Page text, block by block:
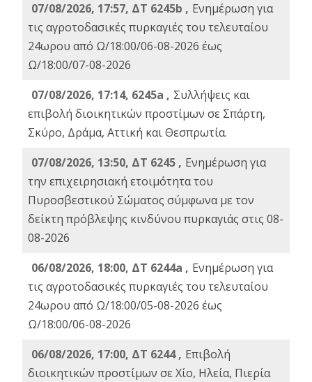
07/08/2026, 17:57, ΔΤ 6245b , Ενημέρωση για
τις αγροτοδασικές πυρκαγιές του τελευταίου
24ωρου από Ω/18:00/06-08-2026 έως
Ω/18:00/07-08-2026
07/08/2026, 17:14, 6245a , Συλλήψεις και
επιβολή διοικητικών προστίμων σε Σπάρτη,
Σκύρο, Δράμα, Αττική και Θεσπρωτία.
07/08/2026, 13:50, ΔΤ 6245 , Ενημέρωση για
την επιχειρησιακή ετοιμότητα του
Πυροσβεστικού Σώματος σύμφωνα με τον
δείκτη πρόβλεψης κινδύνου πυρκαγιάς στις 08-
08-2026
06/08/2026, 18:00, ΔΤ 6244a , Ενημέρωση για
τις αγροτοδασικές πυρκαγιές του τελευταίου
24ωρου από Ω/18:00/05-08-2026 έως
Ω/18:00/06-08-2026
06/08/2026, 17:00, ΔΤ 6244 , Επιβολή
διοικητικών προστίμων σε Χίο, Ηλεία, Πιερία